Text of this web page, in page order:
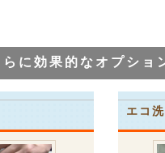
に効果的なオプショ
エコ